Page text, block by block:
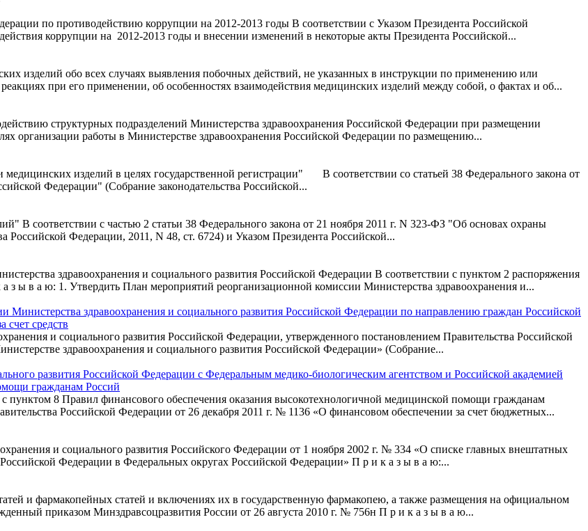
по противодействию коррупции на 2012-2013 годы В соответствии с Указом Президента Российской
коррупции на 2012-2013 годы и внесении изменений в некоторые акты Президента Российской...
изделий обо всех случаях выявления побочных действий, не указанных в инструкции по применению или
при его применении, об особенностях взаимодействия медицинских изделий между собой, о фактах и об...
структурных подразделений Министерства здравоохранения Российской Федерации при размещении
организации работы в Министерстве здравоохранения Российской Федерации по размещению...
изделий в целях государственной регистрации" В соответствии со статьей 38 Федерального закона от
Федерации" (Собрание законодательства Российской...
В соответствии с частью 2 статьи 38 Федерального закона от 21 ноября 2011 г. N 323-ФЗ "Об основах охраны
Российской Федерации, 2011, N 48, ст. 6724) и Указом Президента Российской...
здравоохранения и социального развития Российской Федерации В соответствии с пунктом 2 распоряжения
з ы в а ю: 1. Утвердить План мероприятий реорганизационной комиссии Министерства здравоохранения и...
здравоохранения и социального развития Российской Федерации по направлению граждан Российской
счет средств
и социального развития Российской Федерации, утвержденного постановлением Правительства Российской
здравоохранения и социального развития Российской Федерации» (Собрание...
развития Российской Федерации с Федеральным медико-биологическим агентством и Российской академией
гражданам Россий
пунктом 8 Правил финансового обеспечения оказания высокотехнологичной медицинской помощи гражданам
Российской Федерации от 26 декабря 2011 г. № 1136 «О финансовом обеспечении за счет бюджетных...
и социального развития Российского Федерации от 1 ноября 2002 г. № 334 «О списке главных внештатных
Федерации в Федеральных округах Российской Федерации» П р и к а з ы в а ю:...
и фармакопейных статей и включениях их в государственную фармакопею, а также размещения на официальном
приказом Минздравсоцразвития России от 26 августа 2010 г. № 756н П р и к а з ы в а ю...